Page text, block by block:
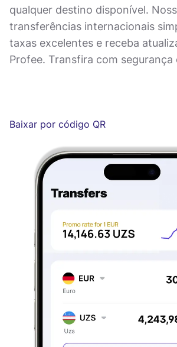
qualquer destino disponível.
transferências internacionais
taxas excelentes e receba
Profee. Transfira com segurança
Baixar por código QR